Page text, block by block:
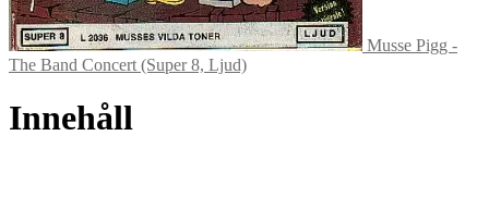
Musse Pigg -
The Band Concert (Super 8, Ljud)
Innehåll